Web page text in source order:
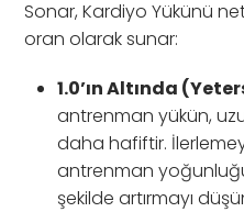
Sonar, Kardiyo Yükünü
oran olarak sunar:
1.0’ın Altında
antrenman yükün,
daha hafiftir.
antrenman
şekilde artırmayı